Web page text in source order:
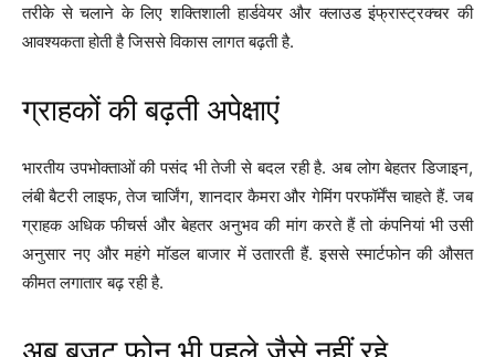
तरीके से चलाने के लिए शक्तिशाली हार्डवेयर और क्लाउड इंफ्रास्ट्रक्चर की
आवश्यकता होती है जिससे विकास लागत बढ़ती है.
ग्राहकों की बढ़ती अपेक्षाएं
भारतीय उपभोक्ताओं की पसंद भी तेजी से बदल रही है. अब लोग बेहतर डिजाइन,
लंबी बैटरी लाइफ, तेज चार्जिंग, शानदार कैमरा और गेमिंग परफॉर्मेंस चाहते हैं. जब
ग्राहक अधिक फीचर्स और बेहतर अनुभव की मांग करते हैं तो कंपनियां भी उसी
अनुसार नए और महंगे मॉडल बाजार में उतारती हैं. इससे स्मार्टफोन की औसत
कीमत लगातार बढ़ रही है.